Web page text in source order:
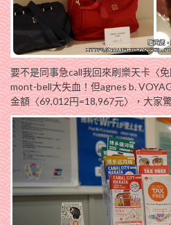
要不是同事急call我回來刷樂天卡〈
mont-bell大失血！但agnes b.
金額〈69,012円=18,967元〉，大家